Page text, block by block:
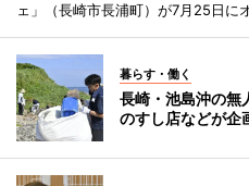
ェ」（長崎市長浦町）が7月25日に
暮らす・働く
長崎・池島沖の
のすし店などが企